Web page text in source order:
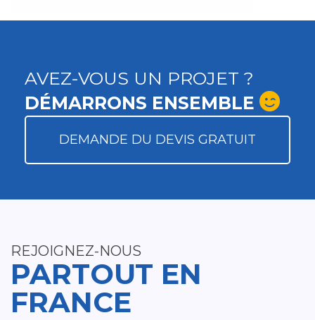
AVEZ-VOUS UN PROJET ?
DÉMARRONS ENSEMBLE
DEMANDE DU DEVIS GRATUIT
REJOIGNEZ-NOUS
PARTOUT EN
FRANCE